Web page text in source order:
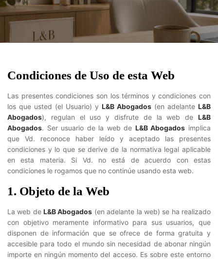
Condiciones de Uso de esta Web
Las presentes condiciones son los términos y condiciones con
los que usted (el Usuario) y L&B Abogados (en adelante L&B
Abogados), regulan el uso y disfrute de la web de L&B
Abogados. Ser usuario de la web de L&B Abogados implica
que Vd. reconoce haber leído y aceptado las presentes
condiciones y lo que se derive de la normativa legal aplicable
en esta materia. Si Vd. no está de acuerdo con estas
condiciones le rogamos que no continúe usando esta web.
1. Objeto de la Web
La web deL&B Abogados (en adelante la web) se ha realizado
con objetivo meramente informativo para sus usuarios, que
disponen de información que se ofrece de forma gratuita y
accesible para todo el mundo sin necesidad de abonar ningún
importe en ningún momento del acceso. Es sobre este entorno